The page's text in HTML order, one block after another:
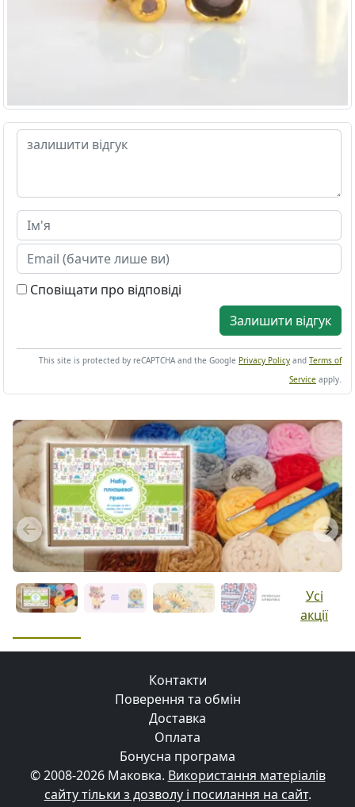
Сповіщати про відповіді
Залишити відгук
This site is protected by reCAPTCHA and the Google Privacy Policy and Terms of
Service apply.
Previous Next
Усі
акції
Контакти
Поверення та обмін
Доставка
Оплата
Бонусна програма
© 2008-2026 Маковка. Використання матеріалів
сайту тільки з дозволу і посилання на сайт.